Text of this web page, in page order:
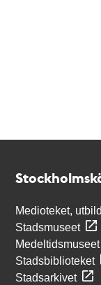
Medioteket,
Stadsmuseet
Medeltidsmuseet
Stadsbiblioteket
Stadsarkivet